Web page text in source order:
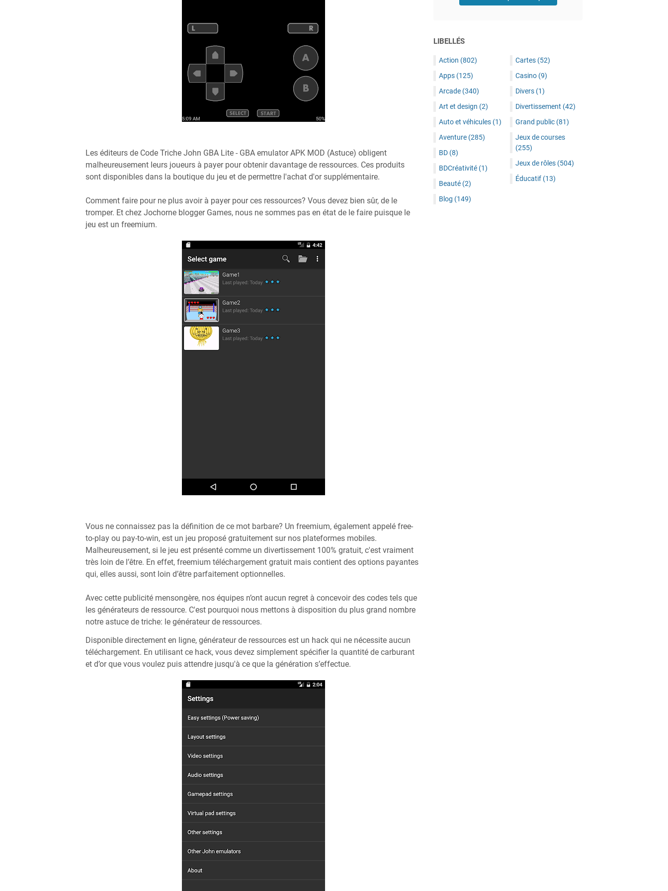
Les éditeurs de Code Triche John GBA Lite - GBA emulator APK MOD (Astuce) obligent
malheureusement leurs joueurs à payer pour obtenir davantage de ressources. Ces produits
sont disponibles dans la boutique du jeu et de permettre l'achat d'or supplémentaire.
Comment faire pour ne plus avoir à payer pour ces ressources? Vous devez bien sûr, de le
tromper. Et chez Jochorne blogger Games, nous ne sommes pas en état de le faire puisque le
jeu est un freemium.
Vous ne connaissez pas la définition de ce mot barbare? Un freemium, également appelé free-
to-play ou pay-to-win, est un jeu proposé gratuitement sur nos plateformes mobiles.
Malheureusement, si le jeu est présenté comme un divertissement 100% gratuit, c'est vraiment
très loin de l’être. En effet, freemium téléchargement gratuit mais contient des options payantes
qui, elles aussi, sont loin d’être parfaitement optionnelles.
Avec cette publicité mensongère, nos équipes n’ont aucun regret à concevoir des codes tels que
les générateurs de ressource. C'est pourquoi nous mettons à disposition du plus grand nombre
notre astuce de triche: le générateur de ressources.
Disponible directement en ligne, générateur de ressources est un hack qui ne nécessite aucun
téléchargement. En utilisant ce hack, vous devez simplement spécifier la quantité de carburant
et d’or que vous voulez puis attendre jusqu'à ce que la génération s’effectue.
LIBELLÉS
Action (802)
Apps (125)
Arcade (340)
Art et design (2)
Auto et véhicules (1)
Aventure (285)
BD (8)
BDCréativité (1)
Beauté (2)
Blog (149)
Cartes (52)
Casino (9)
Divers (1)
Divertissement (42)
Grand public (81)
Jeux de courses
(255)
Jeux de rôles (504)
Éducatif (13)